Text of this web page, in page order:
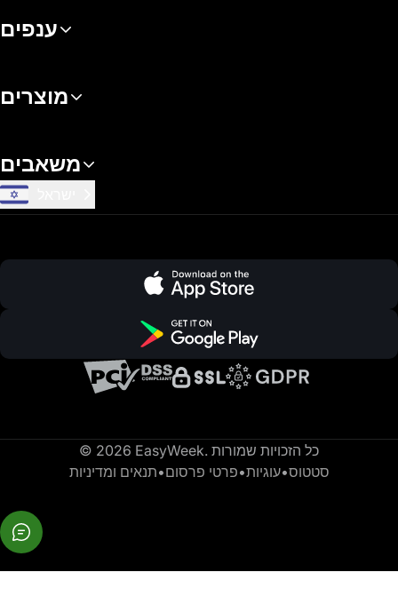
ענפים
מוצרים
משאבים
© 2026 EasyWeek. כל הזכויות שמורות
תנאים ומדיניות•פרטי פרסום•עוגיות•סטטוס